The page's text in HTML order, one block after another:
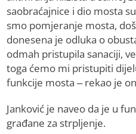
saobraćajnice i dio mosta
smo pomjeranje mosta,
donesena je odluka o
odmah pristupila sanaciji,
toga ćemo mi pristupiti
funkcije mosta – rekao je on
Јanković je naveo da je u
građane za strpljenje.